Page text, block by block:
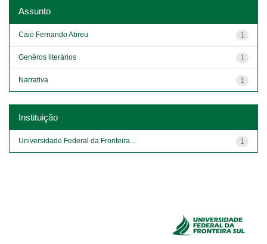
Assunto
1
Caio Fernando Abreu
1
Genêros literários
1
Narrativa
Instituição
1
Universidade Federal da Fronteira...